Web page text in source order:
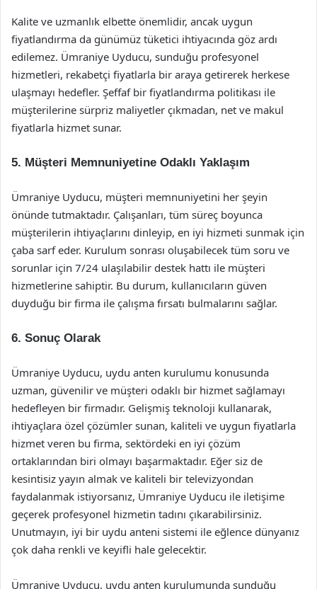
Kalite ve uzmanlık elbette önemlidir, ancak uygun
fiyatlandırma da günümüz tüketici ihtiyacında göz ardı
edilemez. Ümraniye Uyducu, sunduğu profesyonel
hizmetleri, rekabetçi fiyatlarla bir araya getirerek herkese
ulaşmayı hedefler. Şeffaf bir fiyatlandırma politikası ile
müşterilerine sürpriz maliyetler çıkmadan, net ve makul
fiyatlarla hizmet sunar.
5. Müşteri Memnuniyetine Odaklı Yaklaşım
Ümraniye Uyducu, müşteri memnuniyetini her şeyin
önünde tutmaktadır. Çalışanları, tüm süreç boyunca
müşterilerin ihtiyaçlarını dinleyip, en iyi hizmeti sunmak için
çaba sarf eder. Kurulum sonrası oluşabilecek tüm soru ve
sorunlar için 7/24 ulaşılabilir destek hattı ile müşteri
hizmetlerine sahiptir. Bu durum, kullanıcıların güven
duyduğu bir firma ile çalışma fırsatı bulmalarını sağlar.
6. Sonuç Olarak
Ümraniye Uyducu, uydu anten kurulumu konusunda
uzman, güvenilir ve müşteri odaklı bir hizmet sağlamayı
hedefleyen bir firmadır. Gelişmiş teknoloji kullanarak,
ihtiyaçlara özel çözümler sunan, kaliteli ve uygun fiyatlarla
hizmet veren bu firma, sektördeki en iyi çözüm
ortaklarından biri olmayı başarmaktadır. Eğer siz de
kesintisiz yayın almak ve kaliteli bir televizyondan
faydalanmak istiyorsanız, Ümraniye Uyducu ile iletişime
geçerek profesyonel hizmetin tadını çıkarabilirsiniz.
Unutmayın, iyi bir uydu anteni sistemi ile eğlence dünyanız
çok daha renkli ve keyifli hale gelecektir.
Ümraniye Uyducu, uydu anten kurulumunda sunduğu